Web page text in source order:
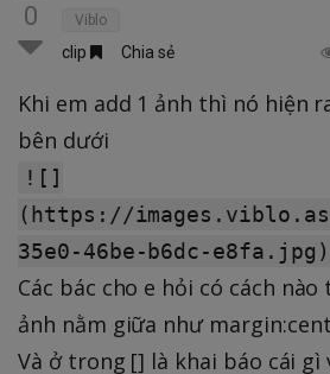
0 Viblo
clip Chia sẻ
Khi em add 1 ảnh thì nó hiện
bên dưới
![]
(https://
35e0-46be-b6dc-e8fa.jpg)
Các bác cho e hỏi có cách
ảnh nằm giữa như
Và ở trong [] là khai báo cái gì